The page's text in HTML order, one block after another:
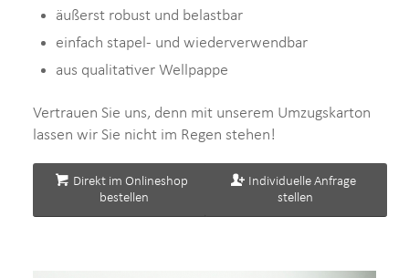
äußerst robust und belastbar
einfach stapel- und wiederverwendbar
aus qualitativer Wellpappe
Vertrauen Sie uns, denn mit unserem Umzugskarton
lassen wir Sie nicht im Regen stehen!
Direkt im Onlineshop
bestellen
Individuelle Anfrage
stellen